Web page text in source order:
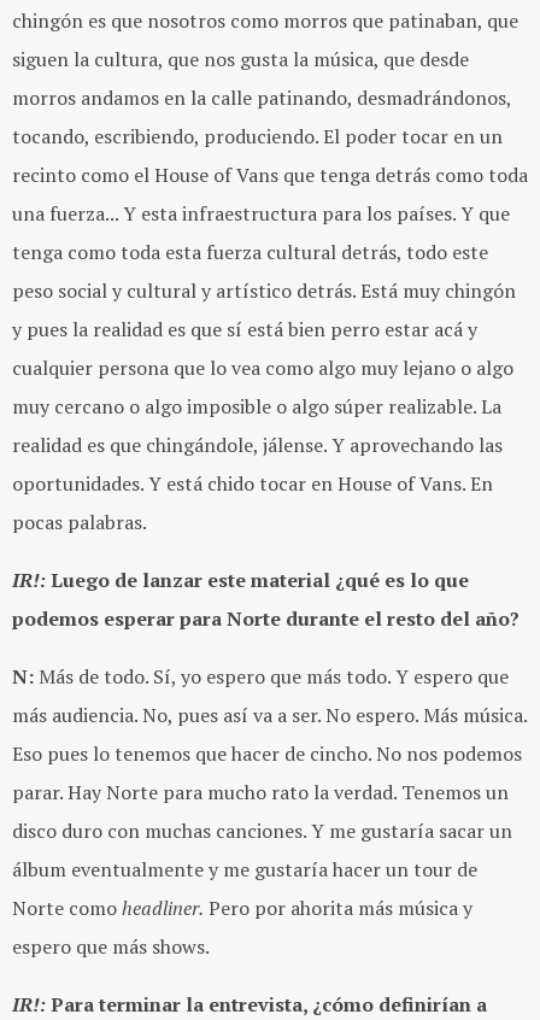
chingón es que nosotros como morros que patinaban, que
siguen la cultura, que nos gusta la música, que desde
morros andamos en la calle patinando, desmadrándonos,
tocando, escribiendo, produciendo. El poder tocar en un
recinto como el House of Vans que tenga detrás como toda
una fuerza... Y esta infraestructura para los países. Y que
tenga como toda esta fuerza cultural detrás, todo este
peso social y cultural y artístico detrás. Está muy chingón
y pues la realidad es que sí está bien perro estar acá y
cualquier persona que lo vea como algo muy lejano o algo
muy cercano o algo imposible o algo súper realizable. La
realidad es que chingándole, jálense. Y aprovechando las
oportunidades. Y está chido tocar en House of Vans. En
pocas palabras.
IR!:Luego de lanzar este material ¿qué es lo que
podemos esperar para Norte durante el resto del año?
N: Más de todo. Sí, yo espero que más todo. Y espero que
más audiencia. No, pues así va a ser. No espero. Más música.
Eso pues lo tenemos que hacer de cincho. No nos podemos
parar. Hay Norte para mucho rato la verdad. Tenemos un
disco duro con muchas canciones. Y me gustaría sacar un
álbum eventualmente y me gustaría hacer un tour de
Norte comoheadliner. Pero por ahorita más música y
espero que más shows.
IR!:Para terminar la entrevista, ¿cómo definirían a